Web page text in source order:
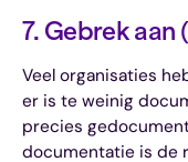
7. Gebrek
Veel organisaties
er is te weinig
precies
documentatie is de